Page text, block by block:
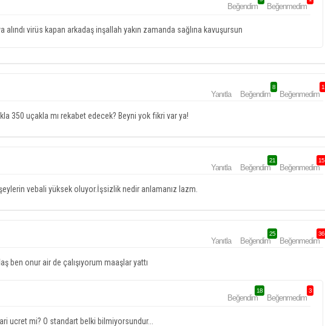
Beğendim Beğenmedim
alındı virüs kapan arkadaş inşallah yakın zamanda sağlına kavuşursun
Yanıtla Beğendim
8
Beğenmedim
1
350 uçakla mı rekabet edecek? Beyni yok fikri var ya!
Yanıtla Beğendim
21
Beğenmedim
15
vebali yüksek oluyor.İşsizlik nedir anlamanız lazm.
Yanıtla Beğendim
25
Beğenmedim
36
ben onur air de çalışıyorum maaşlar yattı
Beğendim
18
Beğenmedim
3
ucret mi? O standart belki bilmiyorsundur...